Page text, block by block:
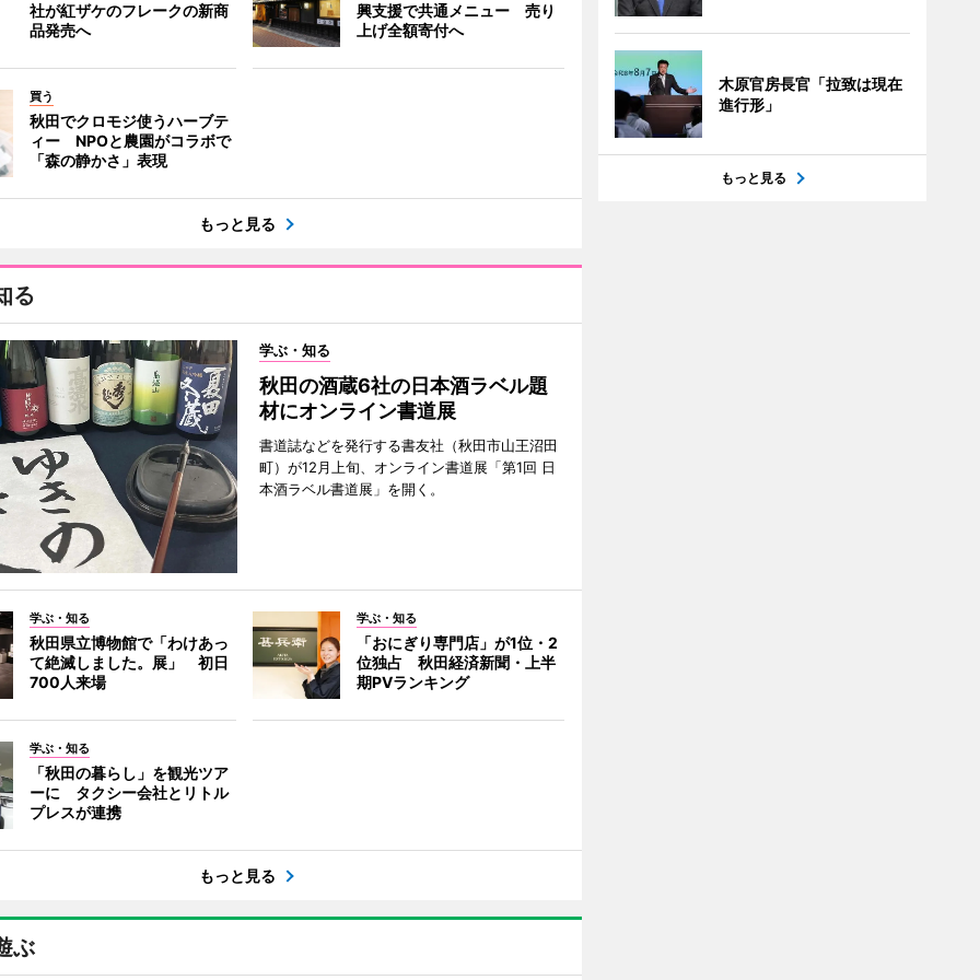
社が紅ザケのフレークの新商
品発売へ
興支援で共通メニュー 売り
上げ全額寄付へ
買う
秋田でクロモジ使うハーブテ
ィー NPOと農園がコラボで
「森の静かさ」表現
もっと見る
る
学ぶ・知る
秋田の酒蔵6社の日本酒ラベル題
材にオンライン書道展
書道誌などを発行する書友社（秋田市山王沼田
町）が12月上旬、オンライン書道展「第1回 日
本酒ラベル書道展」を開く。
学ぶ・知る
秋田県立博物館で「わけあっ
て絶滅しました。展」 初日
700人来場
学ぶ・知る
「おにぎり専門店」が1位・2
位独占 秋田経済新聞・上半
期PVランキング
学ぶ・知る
「秋田の暮らし」を観光ツア
ーに タクシー会社とリトル
プレスが連携
もっと見る
ぶ
木原官房長官「拉致は現在
進行形」
もっと見る